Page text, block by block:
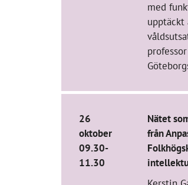
med
upptäckt
26
oktober
09.30-
11.30
Nätet
från